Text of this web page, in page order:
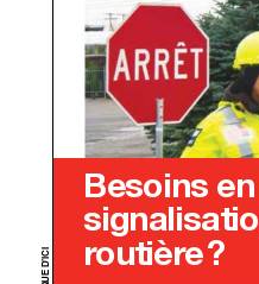
Besoins en
routière?